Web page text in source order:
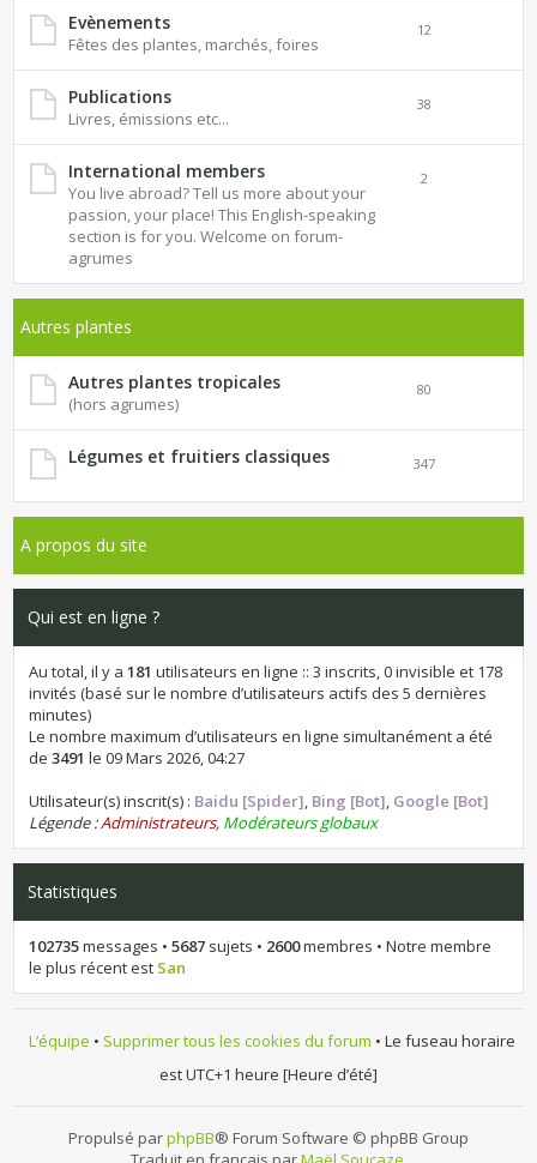
Evènements
Fêtes des plantes, marchés, foires
12
Publications
Livres, émissions etc...
38
International members
You live abroad? Tell us more about your
passion, your place! This English-speaking
section is for you. Welcome on forum-
agrumes
2
Autres plantes
Autres plantes tropicales
(hors agrumes)
80
Légumes et fruitiers classiques 347
A propos du site
Qui est en ligne ?
Au total, il y a181 utilisateurs en ligne :: 3 inscrits, 0 invisible et 178
invités (basé sur le nombre d’utilisateurs actifs des 5 dernières
minutes)
Le nombre maximum d’utilisateurs en ligne simultanément a été
de3491 le 09 Mars 2026, 04:27
Utilisateur(s) inscrit(s) : Baidu [Spider], Bing [Bot], Google [Bot]
Légende :Administrateurs, Modérateurs globaux
Statistiques
102735messages •5687 sujets • 2600membres • Notre membre
le plus récent est San
L’équipe • Supprimer tous les cookies du forum • Le fuseau horaire
est UTC+1 heure [Heure d’été]
Propulsé parphpBB® Forum Software © phpBB Group